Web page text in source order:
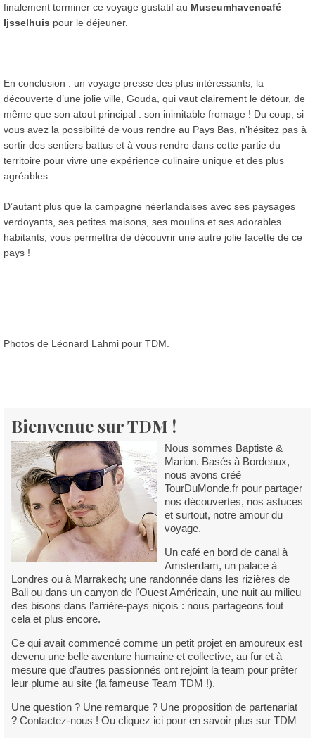
finalement terminer ce voyage gustatif au Museumhavencafé
Ijsselhuis pour le déjeuner.
En conclusion : un voyage presse des plus intéressants, la
découverte d’une jolie ville, Gouda, qui vaut clairement le détour, de
même que son atout principal : son inimitable fromage ! Du coup, si
vous avez la possibilité de vous rendre au Pays Bas, n’hésitez pas à
sortir des sentiers battus et à vous rendre dans cette partie du
territoire pour vivre une expérience culinaire unique et des plus
agréables.
D’autant plus que la campagne néerlandaises avec ses paysages
verdoyants, ses petites maisons, ses moulins et ses adorables
habitants, vous permettra de découvrir une autre jolie facette de ce
pays !
Photos de Léonard Lahmi pour TDM.
Bienvenue sur TDM !
Nous sommes Baptiste &
Marion. Basés à Bordeaux,
nous avons créé
TourDuMonde.fr pour partager
nos découvertes, nos astuces
et surtout, notre amour du
voyage.
Un café en bord de canal à
Amsterdam, un palace à
Londres ou à Marrakech; une randonnée dans les rizières de
Bali ou dans un canyon de l'Ouest Américain, une nuit au milieu
des bisons dans l’arrière-pays niçois : nous partageons tout
cela et plus encore.
Ce qui avait commencé comme un petit projet en amoureux est
devenu une belle aventure humaine et collective, au fur et à
mesure que d’autres passionnés ont rejoint la team pour prêter
leur plume au site (la fameuse Team TDM !).
Une question ? Une remarque ? Une proposition de partenariat
? Contactez-nous ! Ou cliquez ici pour en savoir plus sur TDM